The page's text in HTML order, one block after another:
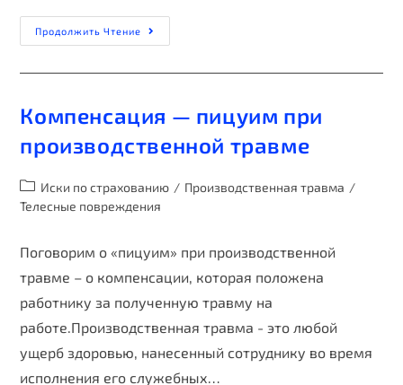
Продолжить Чтение
Компенсация — пицуим при
производственной травме
Иски по страхованию / Производственная травма /
Телесные повреждения
Поговорим о «пицуим» при производственной
травме – о компенсации, которая положена
работнику за полученную травму на
работе.Производственная травма - это любой
ущерб здоровью, нанесенный сотруднику во время
исполнения его служебных…